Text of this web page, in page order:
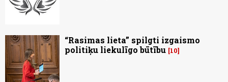
“Rasimas lieta” spilgti izgaismo
politiķu liekulīgo būtību 10